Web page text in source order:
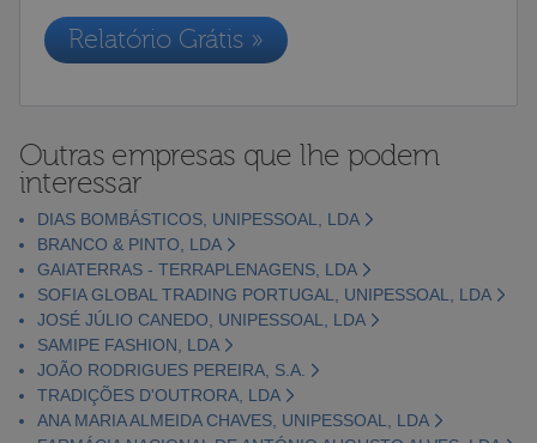
Relatório Grátis »
Outras empresas que lhe podem
interessar
DIAS BOMBÁSTICOS, UNIPESSOAL, LDA
BRANCO & PINTO, LDA
GAIATERRAS - TERRAPLENAGENS, LDA
SOFIA GLOBAL TRADING PORTUGAL, UNIPESSOAL, LDA
JOSÉ JÚLIO CANEDO, UNIPESSOAL, LDA
SAMIPE FASHION, LDA
JOÃO RODRIGUES PEREIRA, S.A.
TRADIÇÕES D'OUTRORA, LDA
ANA MARIA ALMEIDA CHAVES, UNIPESSOAL, LDA